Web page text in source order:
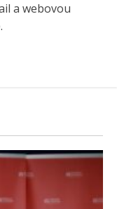
a webovou